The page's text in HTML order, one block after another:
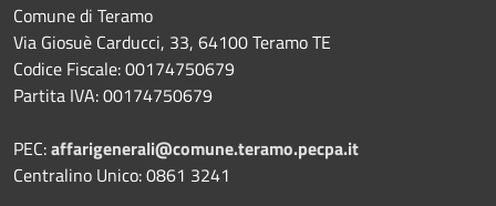
Comune di Teramo
Via Giosuè Carducci, 33, 64100 Teramo TE
Codice Fiscale: 00174750679
Partita IVA: 00174750679
PEC:affarigenerali@comune.teramo.pecpa.it
Centralino Unico: 0861 3241